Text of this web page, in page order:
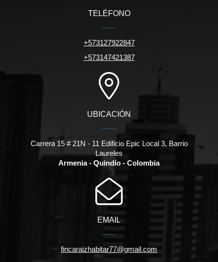
TELÉFONO
+573127922847
+573147421387
UBICACIÓN
Carrera 15 # 21N - 11 Edificio Epic Local 3, Barrio
Laureles
Armenia - Quindío - Colombia
EMAIL
fincaraizhabitar77@gmail.com